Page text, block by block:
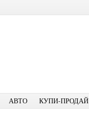
АВТО КУПИ-ПРОДАЙ